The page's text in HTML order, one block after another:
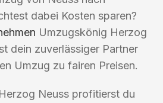
dabei Kosten sparen?
Umzugskönig Herzog
dein zuverlässiger Partner
Umzug zu fairen Preisen.
Neuss profitierst du